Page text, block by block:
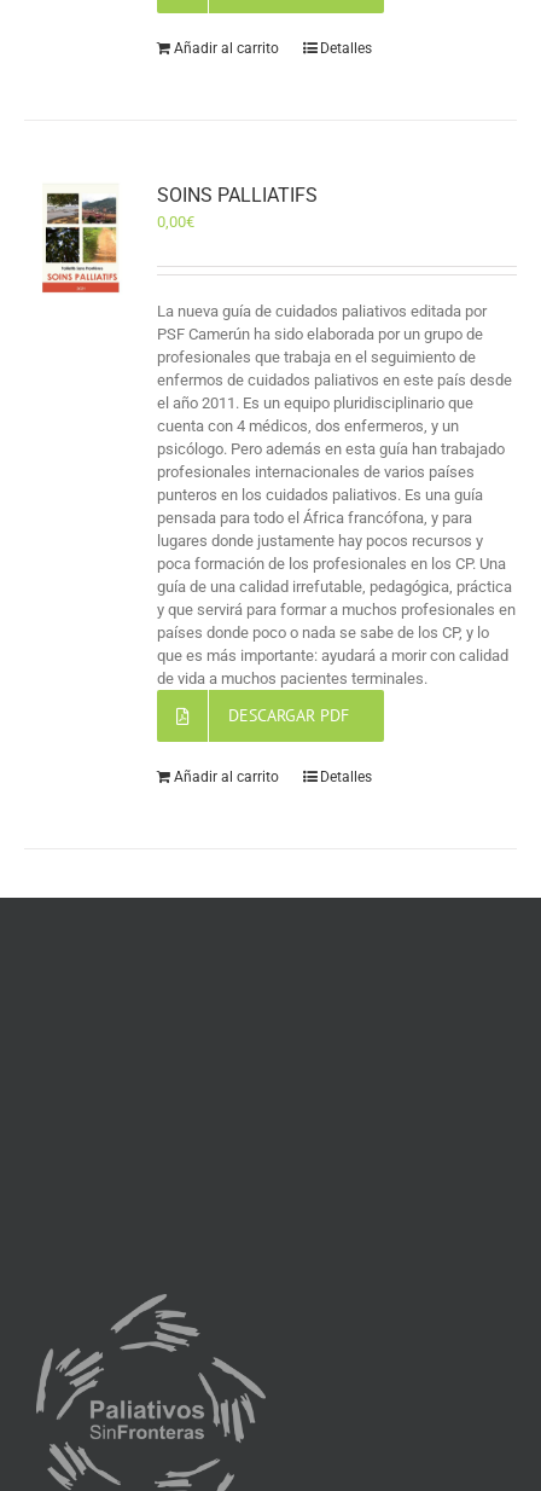
Añadir al carrito Detalles
SOINS PALLIATIFS
0,00€
La nueva guía de cuidados paliativos editada por
PSF Camerún ha sido elaborada por un grupo de
profesionales que trabaja en el seguimiento de
enfermos de cuidados paliativos en este país desde
el año 2011. Es un equipo pluridisciplinario que
cuenta con 4 médicos, dos enfermeros, y un
psicólogo. Pero además en esta guía han trabajado
profesionales internacionales de varios países
punteros en los cuidados paliativos. Es una guía
pensada para todo el África francófona, y para
lugares donde justamente hay pocos recursos y
poca formación de los profesionales en los CP. Una
guía de una calidad irrefutable, pedagógica, práctica
y que servirá para formar a muchos profesionales en
países donde poco o nada se sabe de los CP, y lo
que es más importante: ayudará a morir con calidad
de vida a muchos pacientes terminales.
DESCARGAR PDF
Añadir al carrito Detalles